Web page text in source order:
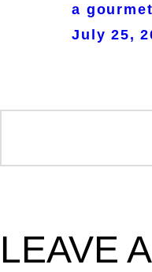
a
July 25,
LEAVE